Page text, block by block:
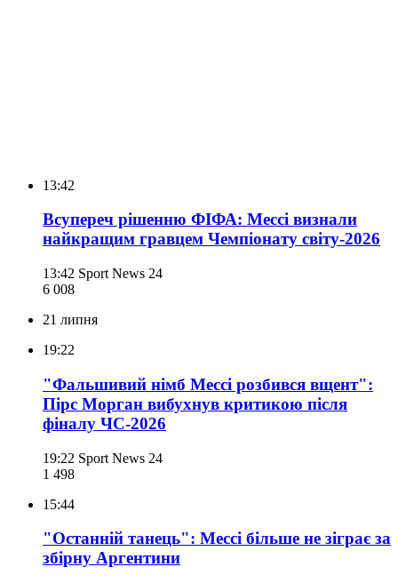
13:42
Всупереч рішенню ФІФА: Мессі визнали
найкращим гравцем Чемпіонату світу-2026
13:42 Sport News 24
6 008
21 липня
19:22
"Фальшивий німб Мессі розбився вщент":
Пірс Морган вибухнув критикою після
фіналу ЧС-2026
19:22 Sport News 24
1 498
15:44
"Останній танець": Мессі більше не зіграє за
збірну Аргентини